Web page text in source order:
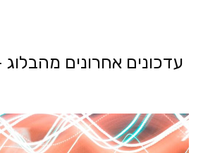
עדכונים אחרונים מהבלוג